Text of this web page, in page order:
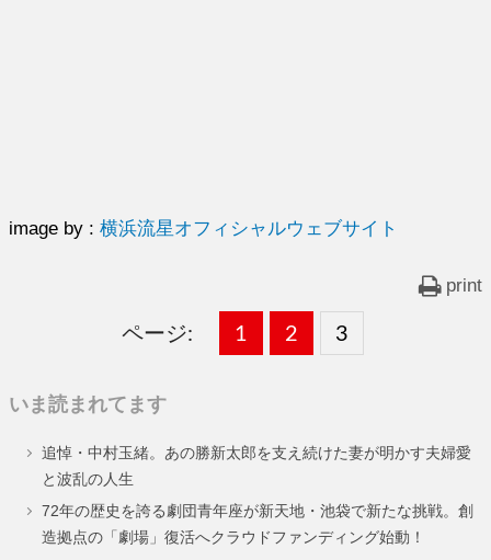
image by :横浜流星オフィシャルウェブサイト
print
ページ:
固
ー
ジ
1 ,
固
ー
ジ
2 ,
固
ー
ジ
3
いま読まれてます
追悼・中村玉緒。あの勝新太郎を支え続けた妻が明かす夫婦愛
と波乱の人生
72年の歴史を誇る劇団青年座が新天地・池袋で新たな挑戦。創
造拠点の「劇場」復活へクラウドファンディング始動！